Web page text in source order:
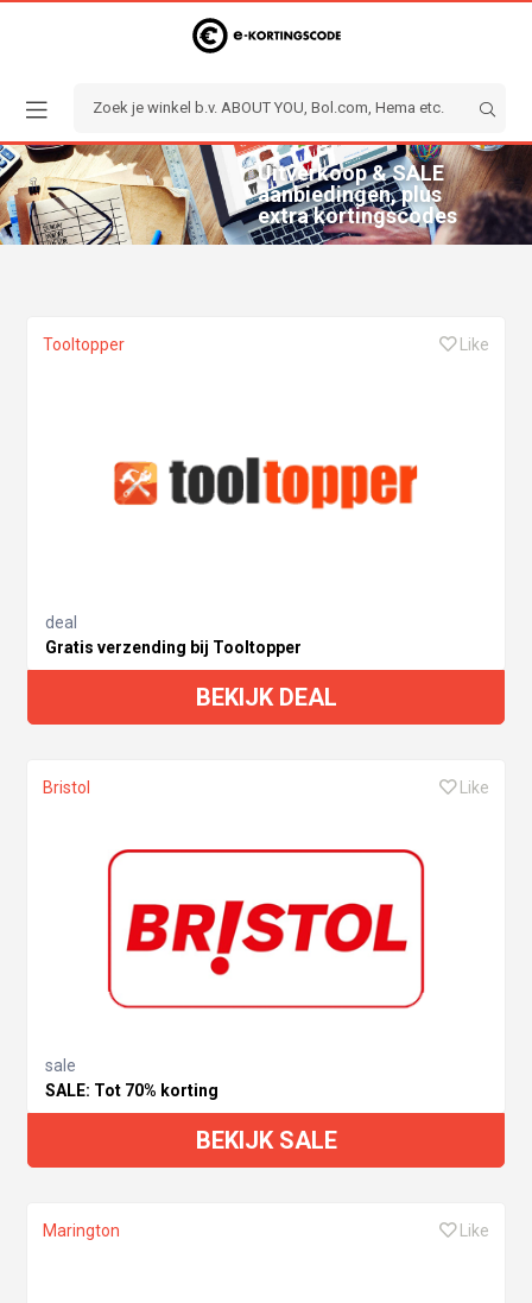
Uitverkoop & SALE
aanbiedingen, plus
extra kortingscodes
Tooltopper Like
deal
Gratis verzending bij Tooltopper
BEKIJK DEAL
Bristol Like
sale
SALE: Tot 70% korting
BEKIJK SALE
Marington Like